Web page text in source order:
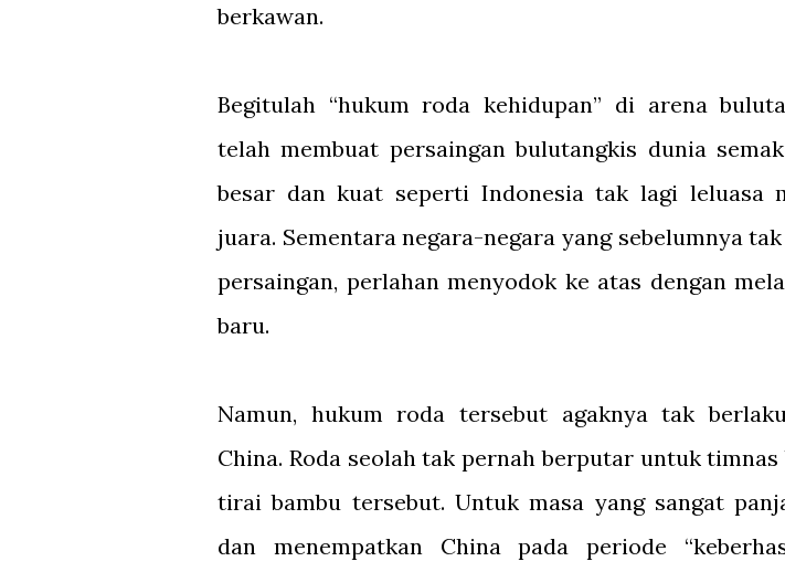
berkawan.
Begitulah “hukum roda kehidupan” di arena
telah membuat persaingan bulutangkis dunia
besar dan kuat seperti Indonesia tak lagi leluasa
juara. Sementara negara-negara yang sebelumnya
persaingan, perlahan menyodok ke atas dengan
baru.
Namun, hukum roda tersebut agaknya tak
China. Roda seolah tak pernah berputar untuk
tirai bambu tersebut. Untuk masa yang sangat
dan menempatkan China pada periode